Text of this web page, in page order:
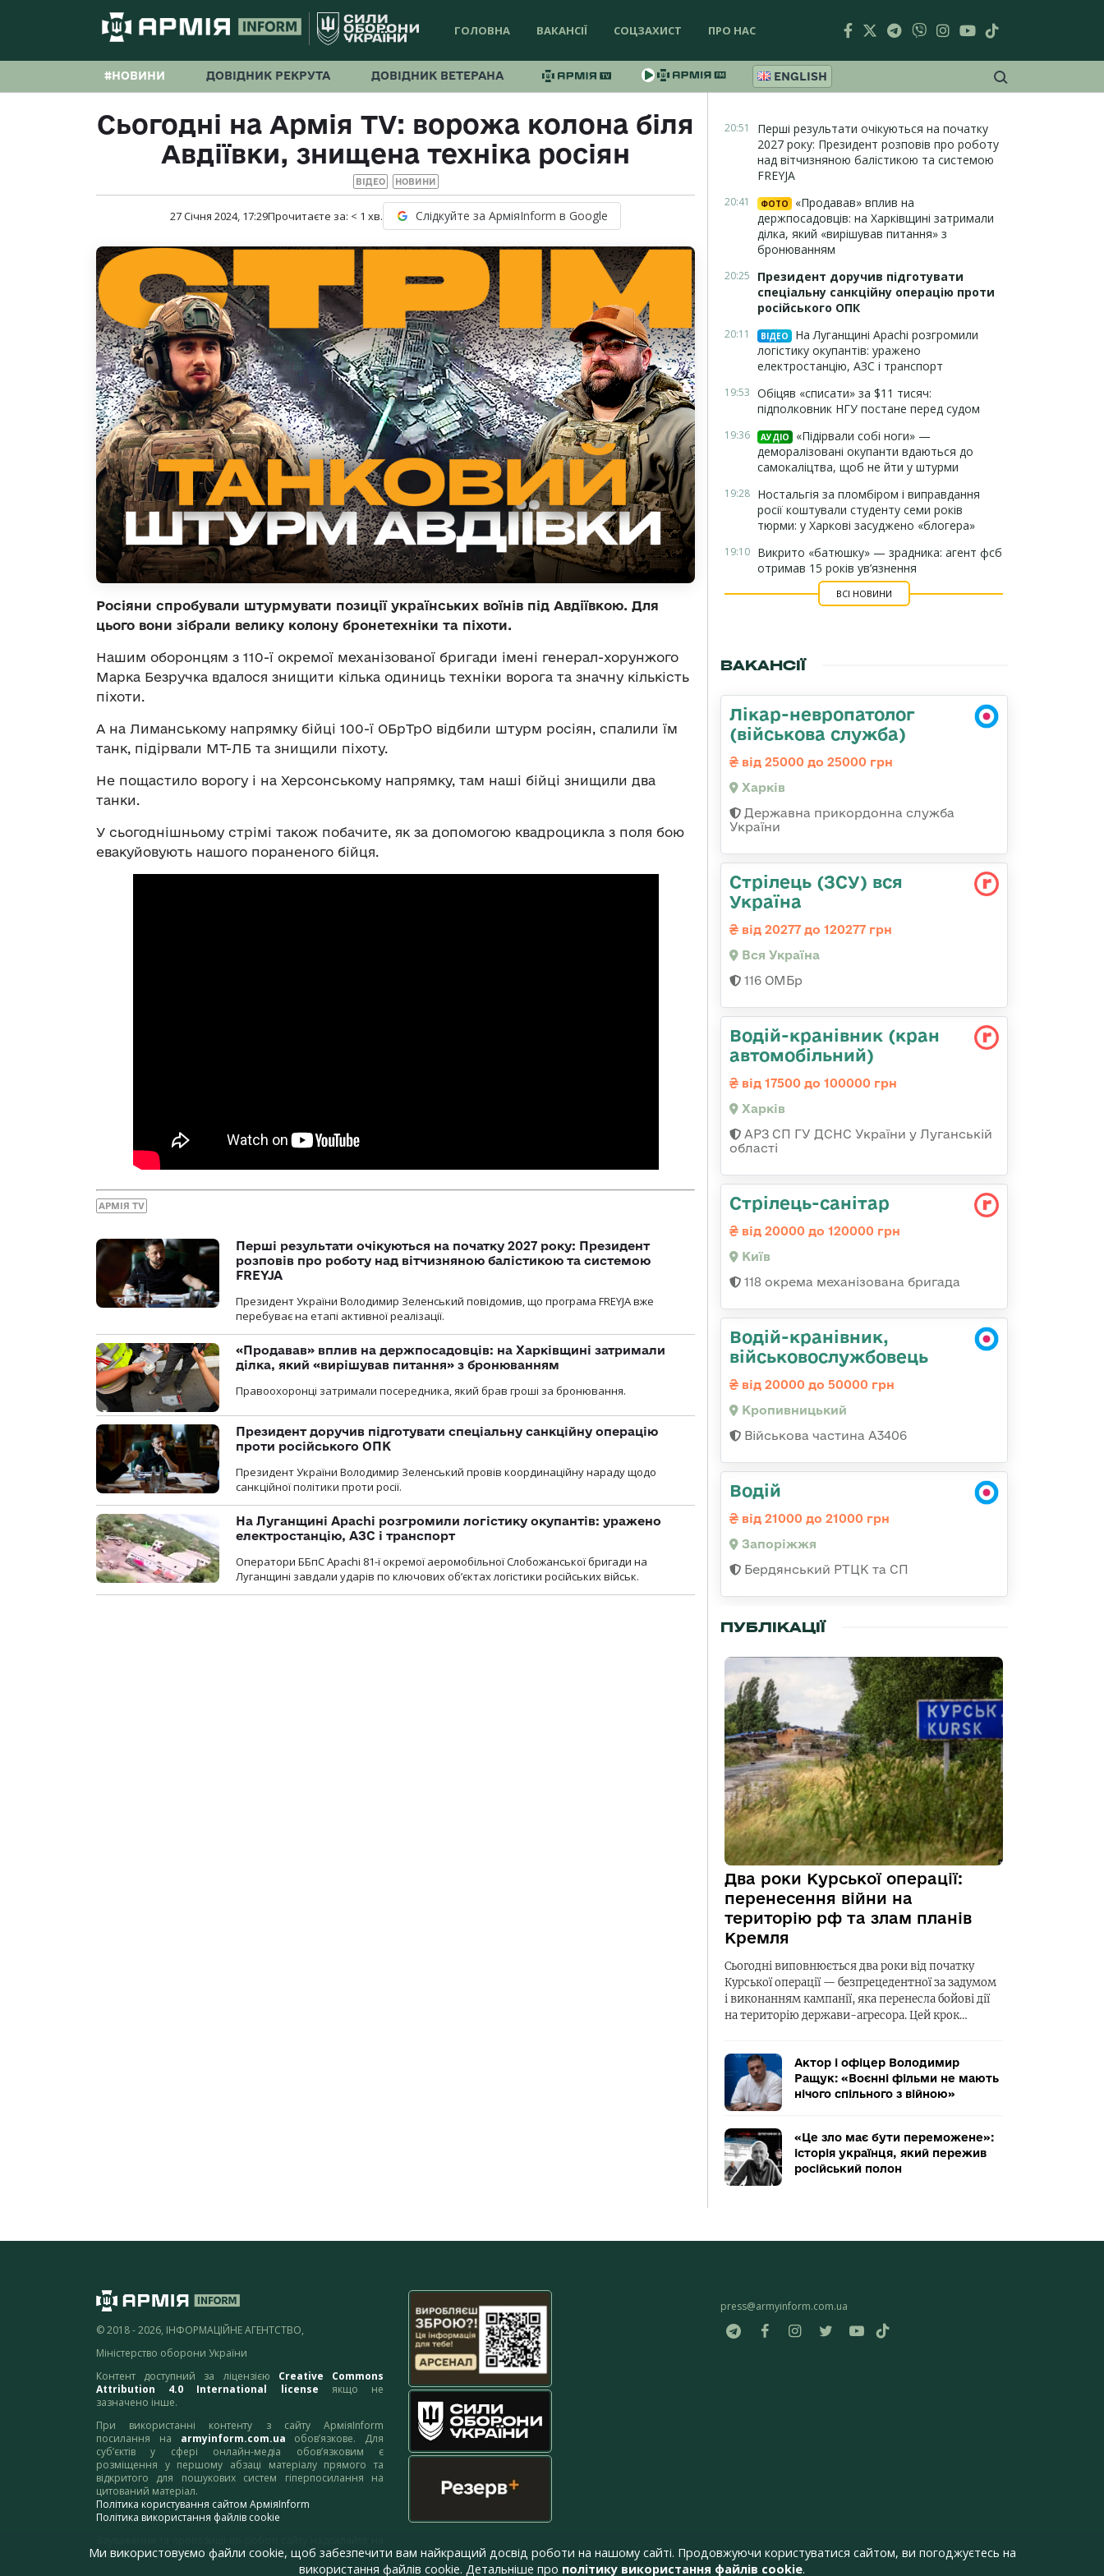
ГОЛОВНА ВАКАНСІЇ СОЦЗАХИСТ ПРО НАС
#НОВИНИ ДОВІДНИК РЕКРУТА ДОВІДНИК ВЕТЕРАНА ENGLISH
Сьогодні на Армія TV: ворожа колона біля
Авдіївки, знищена техніка росіян
ВІДЕО НОВИНИ
27 Січня 2024, 17:29Прочитаєте за: < 1 хв. Слідкуйте за АрміяInform в Google
Росіяни спробували штурмувати позиції українських воїнів під Авдіївкою. Для
цього вони зібрали велику колону бронетехніки та піхоти.
Нашим оборонцям з 110-ї окремої механізованої бригади імені генерал-хорунжого
Марка Безручка вдалося знищити кілька одиниць техніки ворога та значну кількість
піхоти.
А на Лиманському напрямку бійці 100-ї ОБрТрО відбили штурм росіян, спалили їм
танк, підірвали МТ-ЛБ та знищили піхоту.
Не пощастило ворогу і на Херсонському напрямку, там наші бійці знищили два
танки.
У сьогоднішньому стрімі також побачите, як за допомогою квадроцикла з поля бою
евакуйовують нашого пораненого бійця.
АРМІЯ TV
Перші результати очікуються на початку 2027 року: Президент
розповів про роботу над вітчизняною балістикою та системою
FREYJA
Президент України Володимир Зеленський повідомив, що програма FREYJA вже
перебуває на етапі активної реалізації.
«Продавав» вплив на держпосадовців: на Харківщині затримали
ділка, який «вирішував питання» з бронюванням
Правоохоронці затримали посередника, який брав гроші за бронювання.
Президент доручив підготувати спеціальну санкційну операцію
проти російського ОПК
Президент України Володимир Зеленський провів координаційну нараду щодо
санкційної політики проти росії.
На Луганщині Apachi розгромили логістику окупантів: уражено
електростанцію, АЗС і транспорт
Оператори ББпС Apachi 81-ї окремої аеромобільної Слобожанської бригади на
Луганщині завдали ударів по ключових об’єктах логістики російських військ.
20:51
Перші результати очікуються на початку
2027 року: Президент розповів про роботу
над вітчизняною балістикою та системою
FREYJA
20:41 ФОТО
«Продавав» вплив на
держпосадовців: на Харківщині затримали
ділка, який «вирішував питання» з
бронюванням
20:25
Президент доручив підготувати
спеціальну санкційну операцію проти
російського ОПК
20:11 ВІДЕО
На Луганщині Apachi розгромили
логістику окупантів: уражено
електростанцію, АЗС і транспорт
19:53 Обіцяв «списати» за $11 тисяч:
підполковник НГУ постане перед судом
19:36 АУДІО
«Підірвали собі ноги» —
деморалізовані окупанти вдаються до
самокаліцтва, щоб не йти у штурми
19:28 Ностальгія за пломбіром і виправдання
росії коштували студенту семи років
тюрми: у Харкові засуджено «блогера»
19:10 Викрито «батюшку» — зрадника: агент фсб
отримав 15 років ув’язнення
ВСІ НОВИНИ
ВАКАНСІЇ
Лікар-невропатолог
(військова служба)
від 25000 до 25000 грн
Харків
Державна прикордонна служба
України
Стрілець (ЗСУ) вся
Україна
від 20277 до 120277 грн
Вся Україна
116 ОМБр
Водій-кранівник (кран
автомобільний)
від 17500 до 100000 грн
Харків
АРЗ СП ГУ ДСНС України у Луганській
області
Стрілець-санітар
від 20000 до 120000 грн
Київ
118 окрема механізована бригада
Водій-кранівник,
військовослужбовець
від 20000 до 50000 грн
Кропивницький
Військова частина А3406
Водій
від 21000 до 21000 грн
Запоріжжя
Бердянський РТЦК та СП
ПУБЛІКАЦІЇ
Два роки Курської операції:
перенесення війни на
територію рф та злам планів
Кремля
Сьогодні виповнюється два роки від початку
Курської операції — безпрецедентної за задумом
і виконанням кампанії, яка перенесла бойові дії
на територію держави-агресора. Цей крок…
Актор і офіцер Володимир
Ращук: «Воєнні фільми не мають
нічого спільного з війною»
«Це зло має бути переможене»:
історія українця, який пережив
російський полон
© 2018 - 2026, ІНФОРМАЦІЙНЕ АГЕНТСТВО,
Міністерство оборони України
Контент доступний за ліцензією Creative Commons
Attribution 4.0 International license якщо не
зазначено інше.
При використанні контенту з сайту АрміяInform
посилання на armyinform.com.ua обов’язкове. Для
суб’єктів у сфері онлайн-медіа обов’язковим є
розміщення у першому абзаці матеріалу прямого та
відкритого для пошукових систем гіперпосилання на
цитований матеріал.
Політика користування сайтом АрміяInform
Політика використання файлів cookie
адресу:webmaster@armyinform.com.ua
press@armyinform.com.ua
Ми використовуємо файли cookie, щоб забезпечити вам найкращий досвід роботи на нашому сайті. Продовжуючи користуватися сайтом, ви погоджуєтесь на
використання файлів cookie. Детальніше про політику використання файлів cookie.